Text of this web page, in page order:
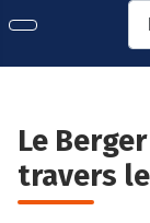
Le
travers